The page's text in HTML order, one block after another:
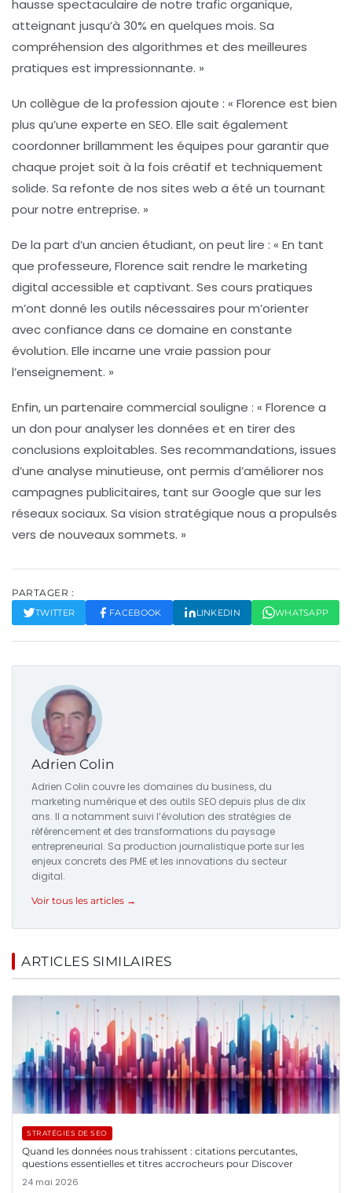
hausse spectaculaire de notre trafic organique,
atteignant jusqu’à 30% en quelques mois. Sa
compréhension des algorithmes et des meilleures
pratiques est impressionnante. »
Un collègue de la profession ajoute : « Florence est bien
plus qu’une experte en SEO. Elle sait également
coordonner brillamment les équipes pour garantir que
chaque projet soit à la fois créatif et techniquement
solide. Sa refonte de nos sites web a été un tournant
pour notre entreprise. »
De la part d’un ancien étudiant, on peut lire : « En tant
que professeure, Florence sait rendre le marketing
digital accessible et captivant. Ses cours pratiques
m’ont donné les outils nécessaires pour m’orienter
avec confiance dans ce domaine en constante
évolution. Elle incarne une vraie passion pour
l’enseignement. »
Enfin, un partenaire commercial souligne : « Florence a
un don pouranalyser les données et en tirer des
conclusions exploitables. Ses recommandations, issues
d’une analyse minutieuse, ont permis d’améliorer nos
campagnes publicitaires, tant sur Google que sur les
réseaux sociaux. Sa vision stratégique nous a propulsés
vers de nouveaux sommets. »
PARTAGER :
TWITTER FACEBOOK LINKEDIN WHATSAPP
Adrien Colin
Adrien Colin couvre les domaines du business, du
marketing numérique et des outils SEO depuis plus de dix
ans. Il a notamment suivi l’évolution des stratégies de
référencement et des transformations du paysage
entrepreneurial. Sa production journalistique porte sur les
enjeux concrets des PME et les innovations du secteur
digital.
Voir tous les articles →
ARTICLES SIMILAIRES
STRATÉGIES DE SEO
Quand les données nous trahissent : citations percutantes,
questions essentielles et titres accrocheurs pour Discover
24 mai 2026